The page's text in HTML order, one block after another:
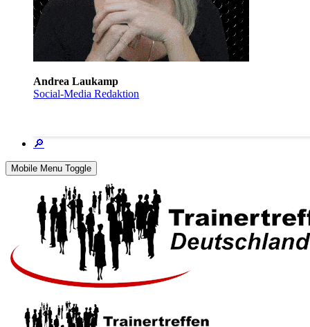
Andrea Laukamp
Social-Media Redaktion
🔎
Mobile Menu Toggle